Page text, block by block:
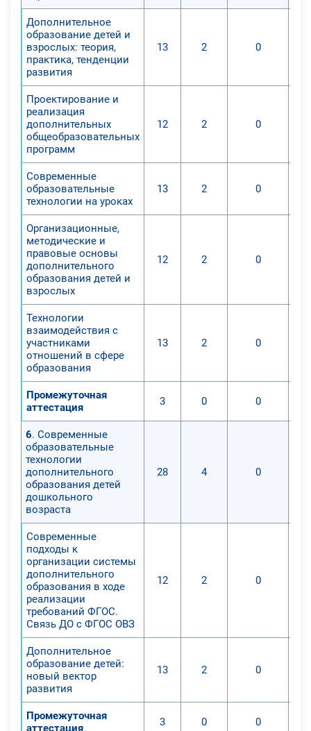
Дополнительное
образование детей и
взрослых: теория,
практика, тенденции
развития
13 2 0
Проектирование и
реализация
дополнительных
общеобразовательных
программ
12 2 0
Современные
образовательные
технологии на уроках
13 2 0
Организационные,
методические и
правовые основы
дополнительного
образования детей и
взрослых
12 2 0
Технологии
взаимодействия с
участниками
отношений в сфере
образования
13 2 0
Промежуточная
аттестация
3 0 0
6. Современные
образовательные
технологии
дополнительного
образования детей
дошкольного
возраста
28 4 0
Современные
подходы к
организации системы
дополнительного
образования в ходе
реализации
требований ФГОС.
Связь ДО с ФГОС ОВЗ
12 2 0
Дополнительное
образование детей:
новый вектор
развития
13 2 0
Промежуточная
аттестация
3 0 0